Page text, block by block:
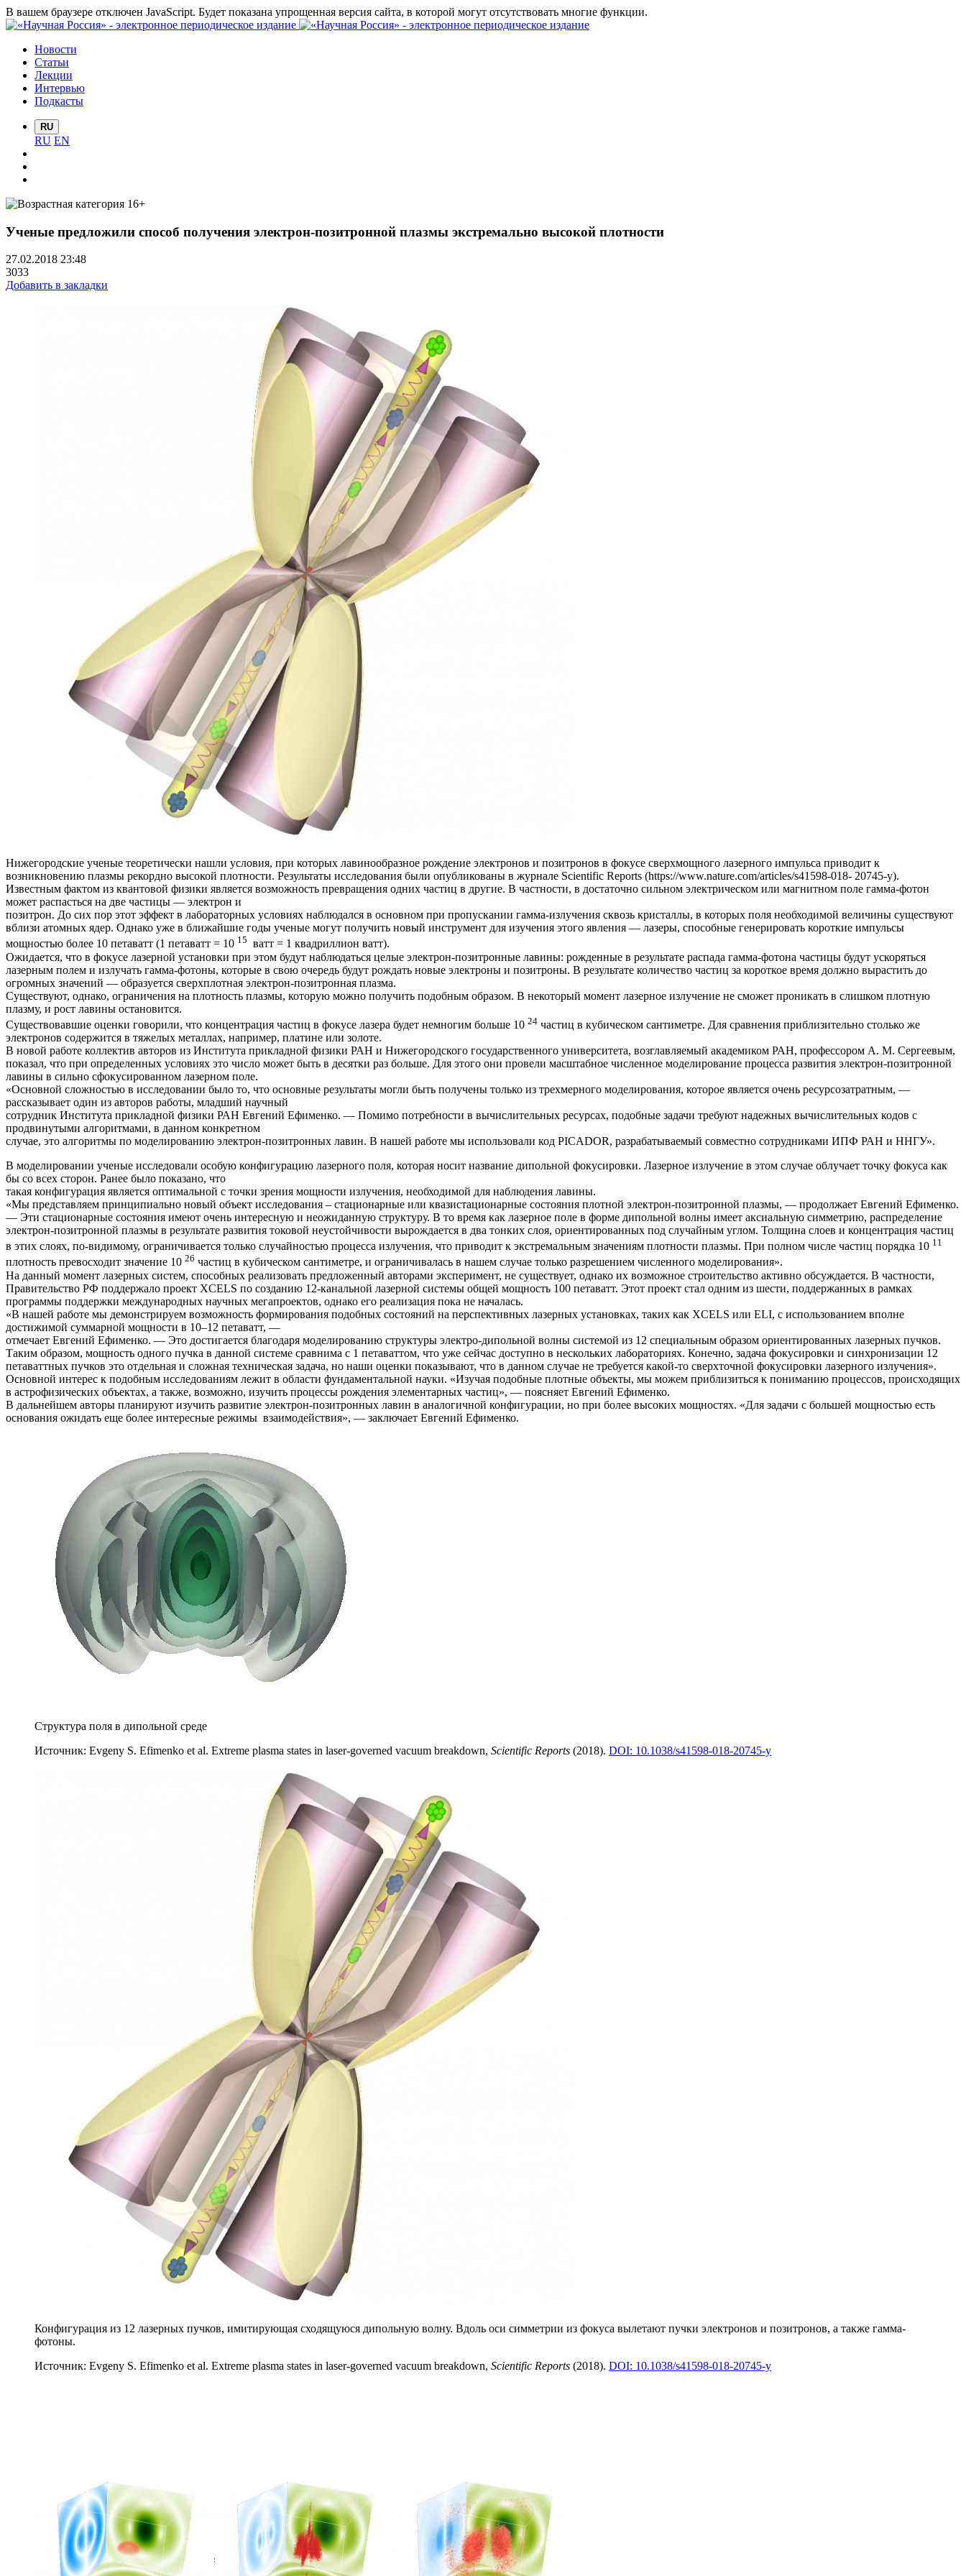
В вашем браузере отключен JavaScript. Будет показана упрощенная версия сайта, в которой могут отсутствовать многие функции.
Новости
Статьи
Лекции
Интервью
Подкасты
RU
RU EN
Ученые предложили способ получения электрон-позитронной плазмы экстремально высокой плотности
27.02.2018 23:48
3033
Добавить в закладки
Нижегородские ученые теоретически нашли условия, при которых лавинообразное рождение электронов и позитронов в фокусе сверхмощного лазерного импульса приводит к
возникновению плазмы рекордно высокой плотности. Результаты исследования были опубликованы в журнале Scientific Reports (https://www.nature.com/articles/s41598-018- 20745-y).
Известным фактом из квантовой физики является возможность превращения одних частиц в другие. В частности, в достаточно сильном электрическом или магнитном поле гамма-фотон
может распасться на две частицы — электрон и
позитрон. До сих пор этот эффект в лабораторных условиях наблюдался в основном при пропускании гамма-излучения сквозь кристаллы, в которых поля необходимой величины существуют
вблизи атомных ядер. Однако уже в ближайшие годы ученые могут получить новый инструмент для изучения этого явления — лазеры, способные генерировать короткие импульсы
мощностью более 10 петаватт (1 петаватт = 10 15 ватт = 1 квадриллион ватт).
Ожидается, что в фокусе лазерной установки при этом будут наблюдаться целые электрон-позитронные лавины: рожденные в результате распада гамма-фотона частицы будут ускоряться
лазерным полем и излучать гамма-фотоны, которые в свою очередь будут рождать новые электроны и позитроны. В результате количество частиц за короткое время должно вырастить до
огромных значений — образуется сверхплотная электрон-позитронная плазма.
Существуют, однако, ограничения на плотность плазмы, которую можно получить подобным образом. В некоторый момент лазерное излучение не сможет проникать в слишком плотную
плазму, и рост лавины остановится.
Существовавшие оценки говорили, что концентрация частиц в фокусе лазера будет немногим больше 10 24 частиц в кубическом сантиметре. Для сравнения приблизительно столько же
электронов содержится в тяжелых металлах, например, платине или золоте.
В новой работе коллектив авторов из Института прикладной физики РАН и Нижегородского государственного университета, возглавляемый академиком РАН, профессором А. М. Сергеевым,
показал, что при определенных условиях это число может быть в десятки раз больше. Для этого они провели масштабное численное моделирование процесса развития электрон-позитронной
лавины в сильно сфокусированном лазерном поле.
«Основной сложностью в исследовании было то, что основные результаты могли быть получены только из трехмерного моделирования, которое является очень ресурсозатратным, —
рассказывает один из авторов работы, младший научный
сотрудник Института прикладной физики РАН Евгений Ефименко. — Помимо потребности в вычислительных ресурсах, подобные задачи требуют надежных вычислительных кодов с
продвинутыми алгоритмами, в данном конкретном
случае, это алгоритмы по моделированию электрон-позитронных лавин. В нашей работе мы использовали код PICADOR, разрабатываемый совместно сотрудниками ИПФ РАН и ННГУ».
В моделировании ученые исследовали особую конфигурацию лазерного поля, которая носит название дипольной фокусировки. Лазерное излучение в этом случае облучает точку фокуса как
бы со всех сторон. Ранее было показано, что
такая конфигурация является оптимальной с точки зрения мощности излучения, необходимой для наблюдения лавины.
«Мы представляем принципиально новый объект исследования – стационарные или квазистационарные состояния плотной электрон-позитронной плазмы, — продолжает Евгений Ефименко.
— Эти стационарные состояния имеют очень интересную и неожиданную структуру. В то время как лазерное поле в форме дипольной волны имеет аксиальную симметрию, распределение
электрон-позитронной плазмы в результате развития токовой неустойчивости вырождается в два тонких слоя, ориентированных под случайным углом. Толщина слоев и концентрация частиц
в этих слоях, по-видимому, ограничивается только случайностью процесса излучения, что приводит к экстремальным значениям плотности плазмы. При полном числе частиц порядка 10 11
плотность превосходит значение 10 26 частиц в кубическом сантиметре, и ограничивалась в нашем случае только разрешением численного моделирования».
На данный момент лазерных систем, способных реализовать предложенный авторами эксперимент, не существует, однако их возможное строительство активно обсуждается. В частности,
Правительство РФ поддержало проект XCELS по созданию 12-канальной лазерной системы общей мощность 100 петаватт. Этот проект стал одним из шести, поддержанных в рамках
программы поддержки международных научных мегапроектов, однако его реализация пока не началась.
«В нашей работе мы демонстрируем возможность формирования подобных состояний на перспективных лазерных установках, таких как XCELS или ELI, с использованием вполне
достижимой суммарной мощности в 10–12 петаватт, —
отмечает Евгений Ефименко. — Это достигается благодаря моделированию структуры электро-дипольной волны системой из 12 специальным образом ориентированных лазерных пучков.
Таким образом, мощность одного пучка в данной системе сравнима с 1 петаваттом, что уже сейчас доступно в нескольких лабораториях. Конечно, задача фокусировки и синхронизации 12
петаваттных пучков это отдельная и сложная техническая задача, но наши оценки показывают, что в данном случае не требуется какой-то сверхточной фокусировки лазерного излучения».
Основной интерес к подобным исследованиям лежит в области фундаментальной науки. «Изучая подобные плотные объекты, мы можем приблизиться к пониманию процессов, происходящих
в астрофизических объектах, а также, возможно, изучить процессы рождения элементарных частиц», — поясняет Евгений Ефименко.
В дальнейшем авторы планируют изучить развитие электрон-позитронных лавин в аналогичной конфигурации, но при более высоких мощностях. «Для задачи с большей мощностью есть
основания ожидать еще более интересные режимы взаимодействия», — заключает Евгений Ефименко.
Структура поля в дипольной среде
Источник: Evgeny S. Efimenko et al. Extreme plasma states in laser-governed vacuum breakdown, Scientific Reports (2018). DOI: 10.1038/s41598-018-20745-y
Конфигурация из 12 лазерных пучков, имитирующая сходящуюся дипольную волну. Вдоль оси симметрии из фокуса вылетают пучки электронов и позитронов, а также гамма-
фотоны.
Источник: Evgeny S. Efimenko et al. Extreme plasma states in laser-governed vacuum breakdown, Scientific Reports (2018). DOI: 10.1038/s41598-018-20745-y